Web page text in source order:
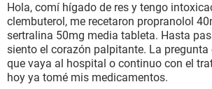
BIENESTAR
SEXUALIDAD
GLOSARIO
Hola, comí hígado de res y tengo
clembuterol, me recetaron propranolol
sertralina 50mg media tableta. Hasta
siento el corazón palpitante. La pregunta
que vaya al hospital o continuo con el
hoy ya tomé mis medicamentos.